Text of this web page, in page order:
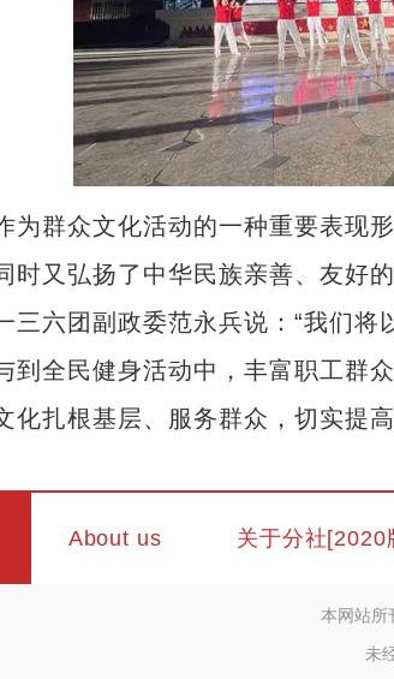
群众文化活动的一种重要表现形
时又弘扬了中华民族亲善、友好的
六团副政委范永兵说：“我们将
到全民健身活动中，丰富职工群
化扎根基层、服务群众，切实提
About us 关于分社[2020
本网站所
未